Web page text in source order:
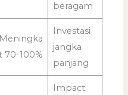
beragam
Meningka
70-100%
Investasi
jangka
panjang
Impact